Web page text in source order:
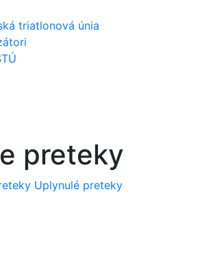
triatlonová únia
preteky
Uplynulé preteky